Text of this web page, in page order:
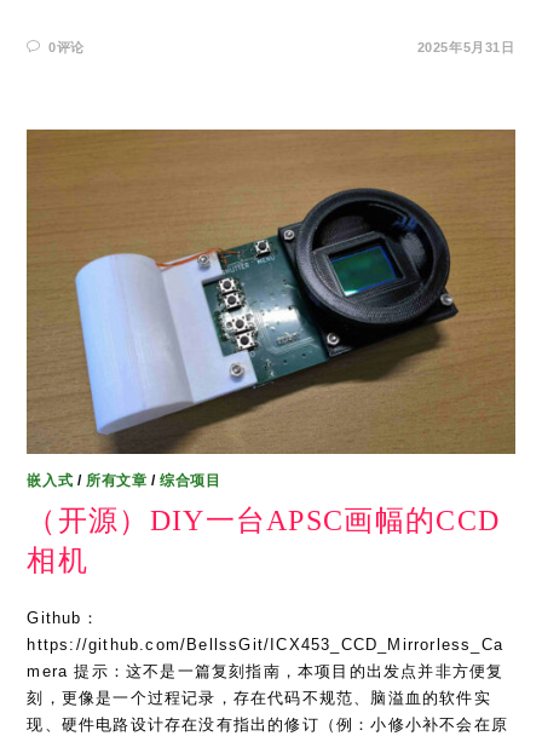
0评论 2025年5月31日
嵌入式 / 所有文章 /综合项目
（开源）DIY一台APSC画幅的CCD
相机
Github：
https://github.com/BellssGit/ICX453_CCD_Mirrorless_Ca
mera 提示：这不是一篇复刻指南，本项目的出发点并非方便复
刻，更像是一个过程记录，存在代码不规范、脑溢血的软件实
现、硬件电路设计存在没有指出的修订（例：小修小补不会在原